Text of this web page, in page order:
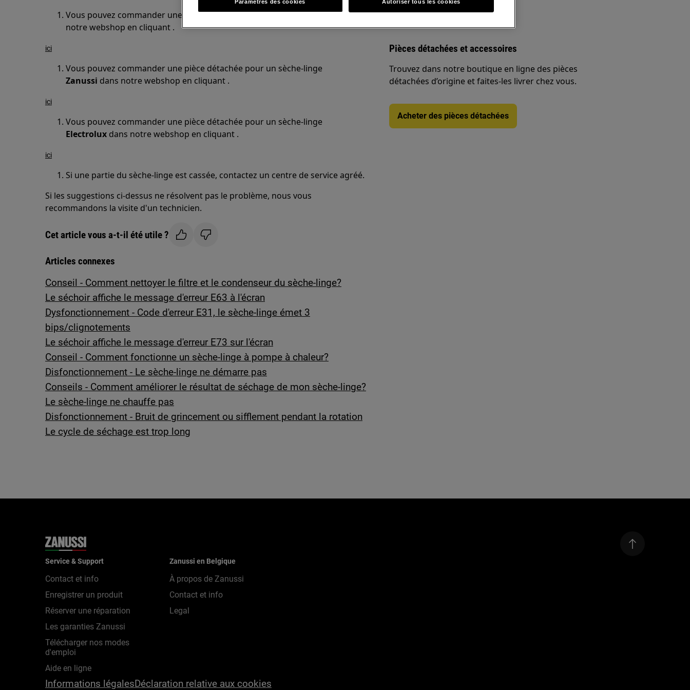
Vous pouvez commander une pièce détachée pour un sèche-lingeAEG dans
notre webshop en cliquant .
ici
Vous pouvez commander une pièce détachée pour un sèche-linge
Zanussi dans notre webshop en cliquant .
ici
Vous pouvez commander une pièce détachée pour un sèche-linge
Electrolux dans notre webshop en cliquant .
ici
Si une partie du sèche-linge est cassée, contactez un centre de service agréé.
Si les suggestions ci-dessus ne résolvent pas le problème, nous vous
recommandons la visite d'un technicien.
Cet article vous a-t-il été utile ?
Articles connexes
Conseil - Comment nettoyer le filtre et le condenseur du sèche-linge?
Le séchoir affiche le message d'erreur E63 à l'écran
Dysfonctionnement - Code d'erreur E31, le sèche-linge émet 3
bips/clignotements
Le séchoir affiche le message d'erreur E73 sur l'écran
Conseil - Comment fonctionne un sèche-linge à pompe à chaleur?
Disfonctionnement - Le sèche-linge ne démarre pas
Conseils - Comment améliorer le résultat de séchage de mon sèche-linge?
Le sèche-linge ne chauffe pas
Disfonctionnement - Bruit de grincement ou sifflement pendant la rotation
Le cycle de séchage est trop long
Pièces détachées et accessoires
Trouvez dans notre boutique en ligne des pièces
détachées d’origine et faites-les livrer chez vous.
Acheter des pièces détachées
Service & Support
Contact et info
Enregistrer un produit
Réserver une réparation
Les garanties Zanussi
Télécharger nos modes
d'emploi
Aide en ligne
Zanussi en Belgique
À propos de Zanussi
Contact et info
Legal
Informations légalesDéclaration relative aux cookies
Paramètres des cookies Autoriser tous les cookies